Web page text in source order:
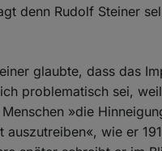
denn Rudolf Steiner
glaubte, dass das
problematisch sei,
»die
auszutreiben«, wie er